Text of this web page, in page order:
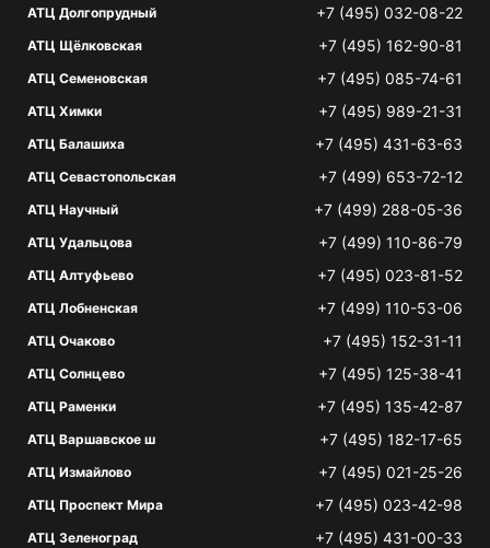
АТЦ Долгопрудный +7 (495) 032-08-22
АТЦ Щёлковская +7 (495) 162-90-81
АТЦ Семеновская +7 (495) 085-74-61
АТЦ Химки +7 (495) 989-21-31
АТЦ Балашиха +7 (495) 431-63-63
АТЦ Севастопольская +7 (499) 653-72-12
АТЦ Научный +7 (499) 288-05-36
АТЦ Удальцова +7 (499) 110-86-79
АТЦ Алтуфьево +7 (495) 023-81-52
АТЦ Лобненская +7 (499) 110-53-06
АТЦ Очаково +7 (495) 152-31-11
АТЦ Солнцево +7 (495) 125-38-41
АТЦ Раменки +7 (495) 135-42-87
АТЦ Варшавское ш +7 (495) 182-17-65
АТЦ Измайлово +7 (495) 021-25-26
АТЦ Проспект Мира +7 (495) 023-42-98
АТЦ Зеленоград +7 (495) 431-00-33